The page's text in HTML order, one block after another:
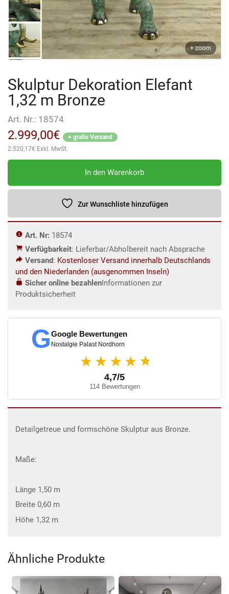
+ zoom
Skulptur Dekoration Elefant
1,32 m Bronze
Art. Nr.: 18574
2.999,00€
+ gratis Versand
2.520,17€ Exkl. MwSt.
Skulptur
Elefant
m
Bronze
In den Warenkorb
Zur Wunschliste hinzufügen
Art. Nr: 18574
Verfügbarkeit: Lieferbar/Abholbereit nach Absprache
Versand: Kostenloser Versand innerhalb Deutschlands
und den Niederlanden (ausgenommen Inseln)
Sicher online bezahlenInformationen zur
Produktsicherheit
GGoogle Bewertungen
Nostalgie Palast Nordhorn
★★★★ ★
4,7/5
114 Bewertungen
Detailgetreue und formschöne Skulptur aus Bronze.
Maße:
Länge 1,50 m
Breite 0,60 m
Höhe 1,32 m
Ähnliche Produkte